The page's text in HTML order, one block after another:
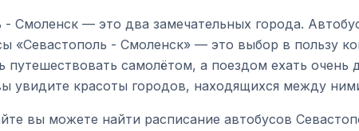
- Смоленск — это два замечательных города.
«Севастополь - Смоленск» — это выбор в пользу
путешествовать самолётом, а поездом ехать
увидите красоты городов, находящихся между
вы можете найти расписание автобусов